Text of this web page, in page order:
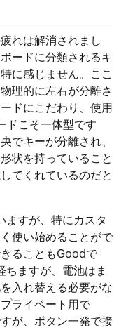
れは解消されまし
ードに分類されるキ
に感じません。ここ
理的に左右が分離さ
ドにこだわり、使用
ドこそ一体型です
でキーが分離され、
状を持っていること
てくれているのだと
ますが、特にカスタ
使い始めることがで
ることもGoodで
ちますが、電池はま
入れ替える必要がな
ライベート用で
が、ボタン一発で接